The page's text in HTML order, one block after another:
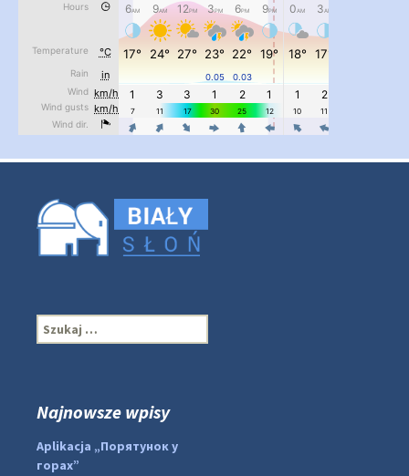
#PipIvanToday
#PipIvanWeather
 ...
pimrec_project
#PipIvanToday
z
j
:
Najnowsze wpisy
Aplikacja „Порятунок у
горах”